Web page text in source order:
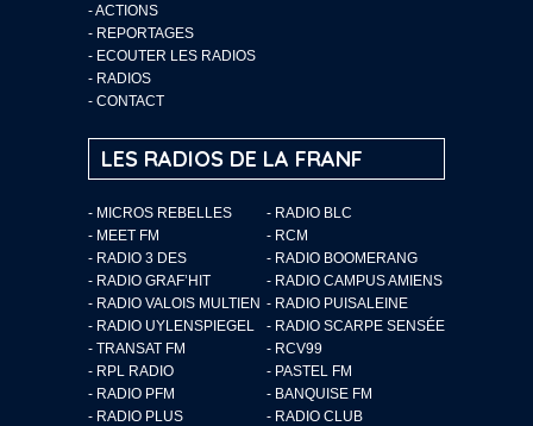
-ACTIONS
- REPORTAGES
- ECOUTER LES RADIOS
- RADIOS
- CONTACT
LES RADIOS DE LA FRANF
- MICROS REBELLES
- RADIO BLC
- MEET FM
- RCM
- RADIO 3 DES
- RADIO BOOMERANG
- RADIO GRAF’HIT
- RADIO CAMPUS AMIENS
- RADIO VALOIS MULTIEN - RADIO PUISALEINE
- RADIO UYLENSPIEGEL
- RADIO SCARPE SENSÉE
- TRANSAT FM
- RCV99
- RPL RADIO
- PASTEL FM
- RADIO PFM
- BANQUISE FM
- RADIO PLUS
- RADIO CLUB